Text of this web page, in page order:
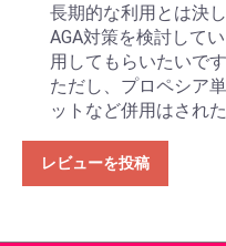
長期的な利用とは決
AGA対策を検討して
用してもらいたいです
ただし、プロペシア
ットなど併用はされ
レビューを投稿